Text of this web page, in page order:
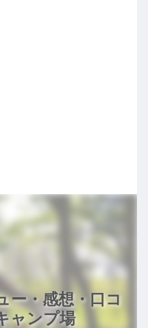
ー・感想・口コ
ャンプ場